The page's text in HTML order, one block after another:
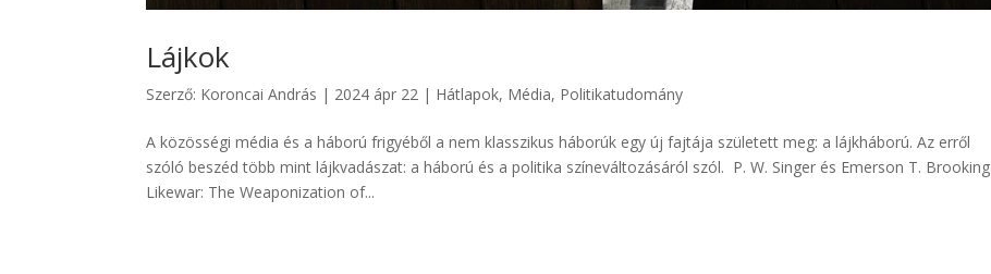
Lájkok
Szerző: Koroncai András | 2024 ápr 22 | Hátlapok, Média, Politikatudomány
A közösségi média és a háború frigyéből a nem klasszikus háborúk egy új fajtája született meg: a lájkháború. Az erről
szóló beszéd több mint lájkvadászat: a háború és a politika színeváltozásáról szól. P. W. Singer és Emerson T. Brooking
Likewar: The Weaponization of...